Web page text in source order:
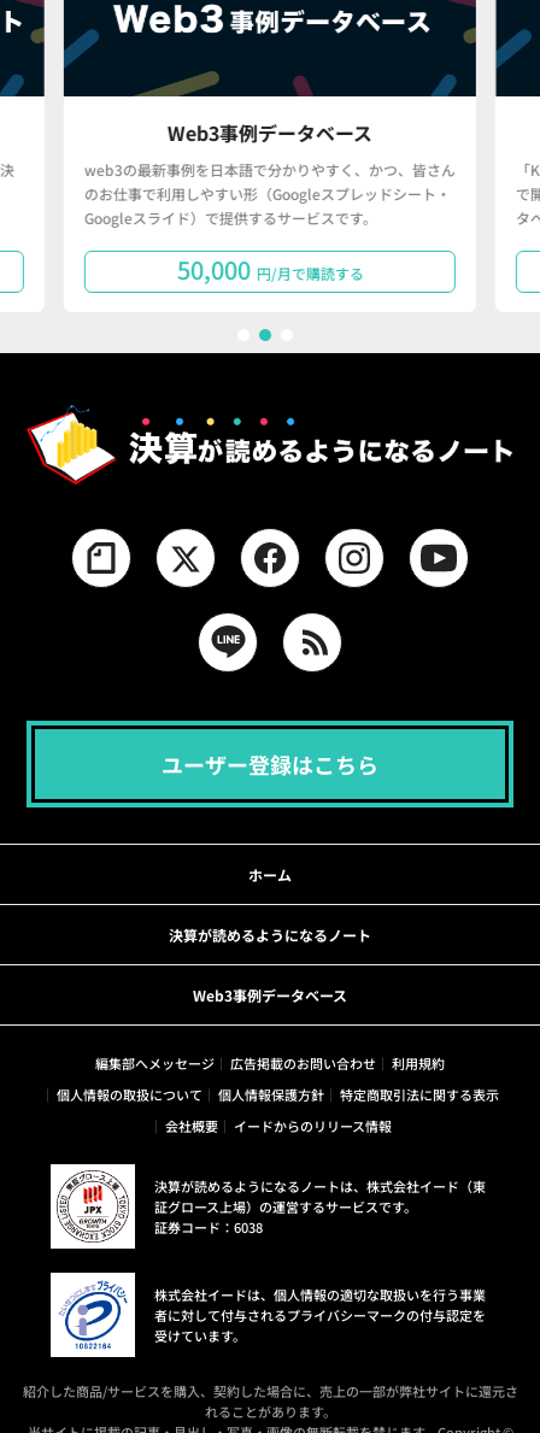
Web3事例データベース
web3の最新事例を日本語で分かりやすく、かつ、皆さん
のお仕事で利用しやすい形（Googleスプレッドシート・
Googleスライド）で提供するサービスです。
50,000 円/月で購読する
で
タ
ユーザー登録はこちら
ホーム
決算が読めるようになるノート
Web3事例データベース
編集部へメッセージ 広告掲載のお問い合わせ
利用規約
個人情報の取扱について
個人情報保護方針
特定商取引法に関する表示
会社概要
イードからのリリース情報
決算が読めるようになるノートは、株式会社イード（東
証グロース上場）の運営するサービスです。
証券コード：6038
株式会社イードは、個人情報の適切な取扱いを行う事業
者に対して付与されるプライバシーマークの付与認定を
受けています。
紹介した商品/サービスを購入、契約した場合に、売上の一部が弊社サイトに還元さ
れることがあります。